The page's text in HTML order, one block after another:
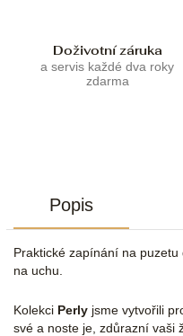
Doživotní záruka
a servis každé dva roky
zdarma
Popis
Praktické zapínání na
na uchu.
Kolekci Perly jsme vytvořili
své a noste je, zdůrazní vaši